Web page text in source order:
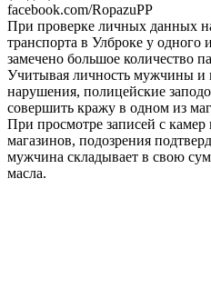
facebook.com/RopazuPP
При проверке личных данных
транспорта в Улброке у
замечено большое количество
Учитывая личность мужчины и
нарушения, полицейские
совершить кражу в одном из
При просмотре записей с
магазинов, подозрения
мужчина складывает в свою
масла.